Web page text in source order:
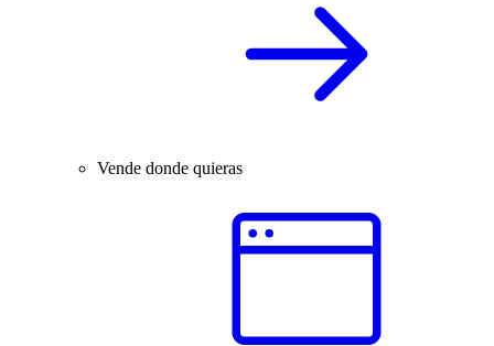
Vende donde quieras